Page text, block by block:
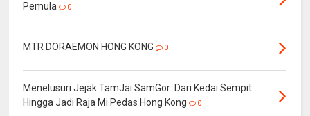
Pemula
0
MTR DORAEMON HONG KONG 0
Menelusuri Jejak TamJai SamGor: Dari Kedai Sempit
Hingga Jadi Raja Mi Pedas Hong Kong
0